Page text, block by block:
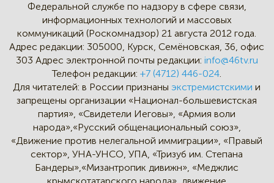
Федеральной службе по надзору в сфере связи,
информационных технологий и массовых
коммуникаций (Роскомнадзор) 21 августа 2012 года.
Адрес редакции: 305000, Курск, Семёновская, 36, офис
303 Адрес электронной почты редакции: info@46tv.ru
Телефон редакции: +7 (4712) 446-024.
Для читателей: в России признаныэкстремистскими и
запрещены организации «Национал-большевистская
партия», «Свидетели Иеговы», «Армия воли
народа»,«Русский общенациональный союз»,
«Движение против нелегальной иммиграции», «Правый
сектор», УНА-УНСО, УПА, «Тризуб им. Степана
Бандеры»,«Мизантропик дивижн», «Меджлис